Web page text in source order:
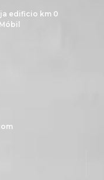
edificio km 0